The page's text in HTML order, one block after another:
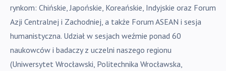
rynkom: Chińskie, Japońskie, Koreańskie, Indyjskie oraz Forum
Azji Centralnej i Zachodniej, a także Forum ASEAN i sesja
humanistyczna. Udział w sesjach weźmie ponad 60
naukowców i badaczy z uczelni naszego regionu
(Uniwersytet Wrocławski, Politechnika Wrocławska,